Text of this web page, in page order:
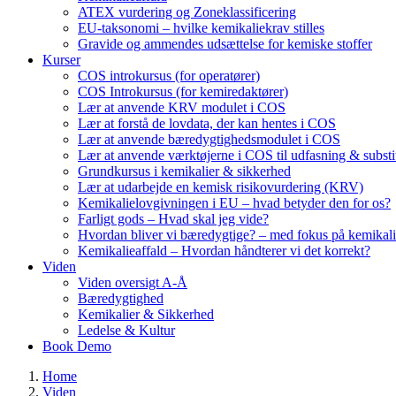
ATEX vurdering og Zoneklassificering
EU-taksonomi – hvilke kemikaliekrav stilles
Gravide og ammendes udsættelse for kemiske stoffer
Kurser
COS introkursus (for operatører)
COS Introkursus (for kemiredaktører)
Lær at anvende KRV modulet i COS
Lær at forstå de lovdata, der kan hentes i COS
Lær at anvende bæredygtighedsmodulet i COS
Lær at anvende værktøjerne i COS til udfasning &
Grundkursus i kemikalier & sikkerhed
Lær at udarbejde en kemisk risikovurdering (KRV)
Kemikalielovgivningen i EU – hvad betyder den for os?
Farligt gods – Hvad skal jeg vide?
Hvordan bliver vi bæredygtige? – med fokus på
Kemikalieaffald – Hvordan håndterer vi det korrekt?
Viden
Viden oversigt A-Å
Bæredygtighed
Kemikalier & Sikkerhed
Ledelse & Kultur
Book Demo
Home
Viden